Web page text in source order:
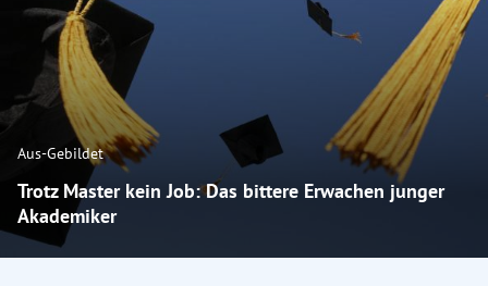
Aus-Gebildet
Trotz Master kein Job: Das bittere Erwachen junger
Akademiker